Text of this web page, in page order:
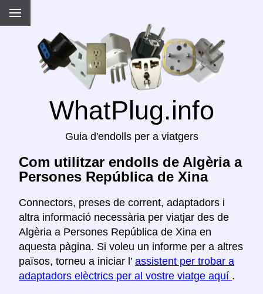
WhatPlug.info
Guia d'endolls per a viatgers
Com utilitzar endolls de Algèria a
Persones República de Xina
Connectors, preses de corrent, adaptadors i
altra informació necessària per viatjar des de
Algèria a Persones República de Xina en
aquesta pàgina. Si voleu un informe per a altres
països, torneu a iniciar l’ assistent per trobar a
adaptadors elèctrics per al vostre viatge aquí .